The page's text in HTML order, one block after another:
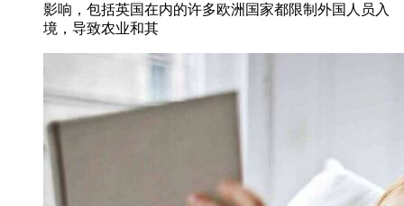
影响，包括英国在内的许多欧洲国家都限制外国人员入
境，导致农业和其